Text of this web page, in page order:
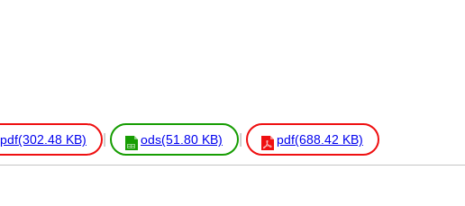
pdf(302.48 KB) ods(51.80 KB) pdf(688.42 KB)